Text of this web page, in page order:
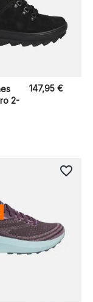
2-
147,95 €
favorite_border